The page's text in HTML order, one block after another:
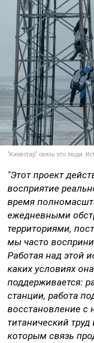
"Этот проект
восприятие
время
ежедневными
территориями,
мы часто
Работая над этой
каких условиях
поддерживается:
станции, работа
восстановление
титанический
которым связь